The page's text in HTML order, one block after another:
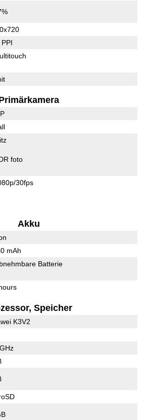
foto
30fps
Akku
mAh
Batterie
Speicher
K3V2